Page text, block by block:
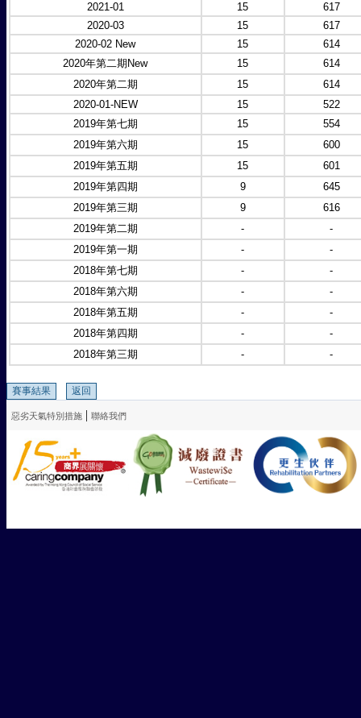
2021-01
15
617
2020-03
15
617
2020-02 New
15
614
2020年第二期New
15
614
2020年第二期
15
614
2020-01-NEW
15
522
2019年第七期
15
554
2019年第六期
15
600
2019年第五期
15
601
2019年第四期
9
645
2019年第三期
9
616
2019年第二期
-
-
2019年第一期
-
-
2018年第七期
-
-
2018年第六期
-
-
2018年第五期
-
-
2018年第四期
-
-
2018年第三期
- -